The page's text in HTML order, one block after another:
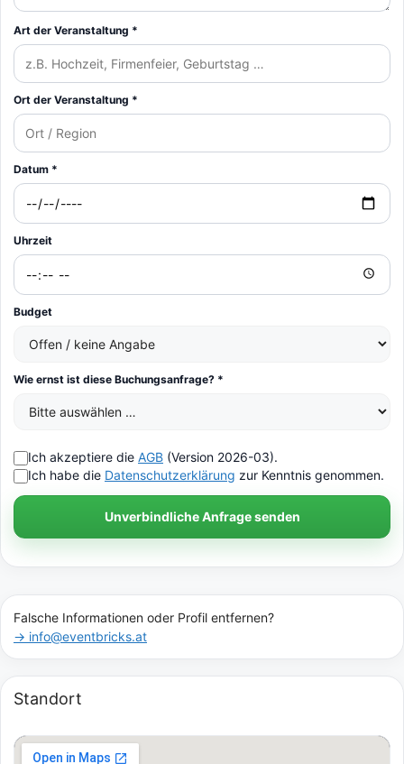
Art der Veranstaltung *
Ort der Veranstaltung *
Datum *
Uhrzeit
Budget
Wie ernst ist diese Buchungsanfrage? *
Ich akzeptiere die AGB (Version 2026-03).
Ich habe die Datenschutzerklärung zur Kenntnis genommen.
Unverbindliche Anfrage senden
Falsche Informationen oder Profil entfernen?
→ info@eventbricks.at
Standort